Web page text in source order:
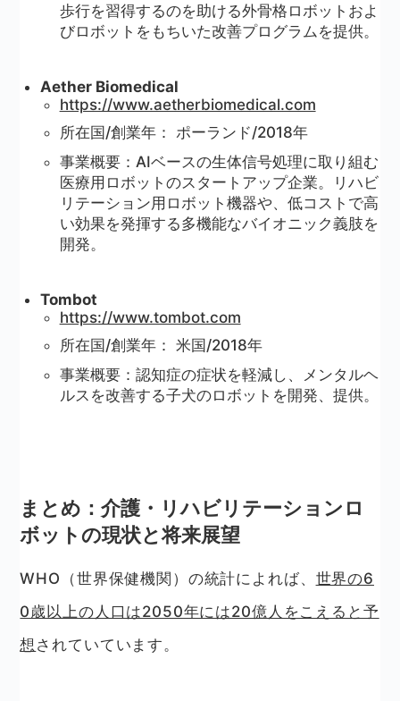
歩行を習得するのを助ける外骨格ロボットおよ
びロボットをもちいた改善プログラムを提供。
Aether Biomedical
https://www.aetherbiomedical.com
所在国/創業年： ポーランド/2018年
事業概要：AIベースの生体信号処理に取り組む
医療用ロボットのスタートアップ企業。リハビ
リテーション用ロボット機器や、低コストで高
い効果を発揮する多機能なバイオニック義肢を
開発。
Tombot
https://www.tombot.com
所在国/創業年： 米国/2018年
事業概要：認知症の症状を軽減し、メンタルヘ
ルスを改善する子犬のロボットを開発、提供。
まとめ：介護・リハビリテーションロ
ボットの現状と将来展望
WHO（世界保健機関）の統計によれば、 世界の6
0歳以上の人口は2050年には20億人をこえると予
想 されていています。